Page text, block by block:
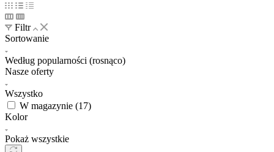
Filtr
Sortowanie
Według popularności (rosnąco)
Nasze oferty
Wszystko
W magazynie (17)
Kolor
Pokaż wszystkie